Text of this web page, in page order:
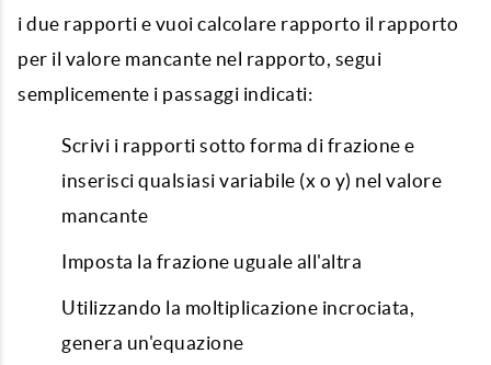
i due rapporti e vuoi calcolare rapporto il rapporto
per il valore mancante nel rapporto, segui
semplicemente i passaggi indicati:
Scrivi i rapporti sotto forma di frazione e
inserisci qualsiasi variabile (x o y) nel valore
mancante
Imposta la frazione uguale all'altra
Utilizzando la moltiplicazione incrociata,
genera un'equazione